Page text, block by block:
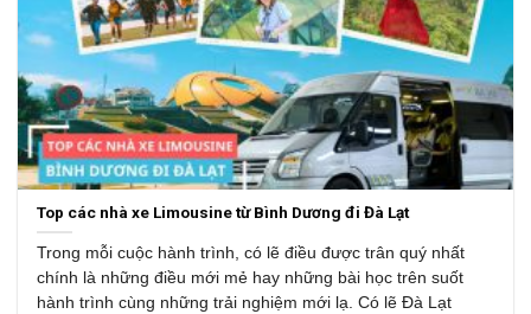
Top các nhà xe Limousine từ Bình Dương đi Đà Lạt
Trong mỗi cuộc hành trình, có lẽ điều được trân quý nhất
chính là những điều mới mẻ hay những bài học trên suốt
hành trình cùng những trải nghiệm mới lạ. Có lẽ Đà Lạt